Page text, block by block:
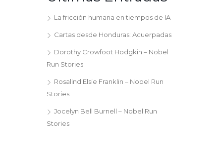
La fricción humana en tiempos de IA
Cartas desde Honduras: Acuerpadas
Dorothy Crowfoot Hodgkin – Nobel
Run Stories
Rosalind Elsie Franklin – Nobel Run
Stories
Jocelyn Bell Burnell – Nobel Run
Stories